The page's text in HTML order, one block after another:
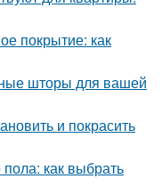
покрытие: как
шторы для вашей
и покрасить
как выбрать